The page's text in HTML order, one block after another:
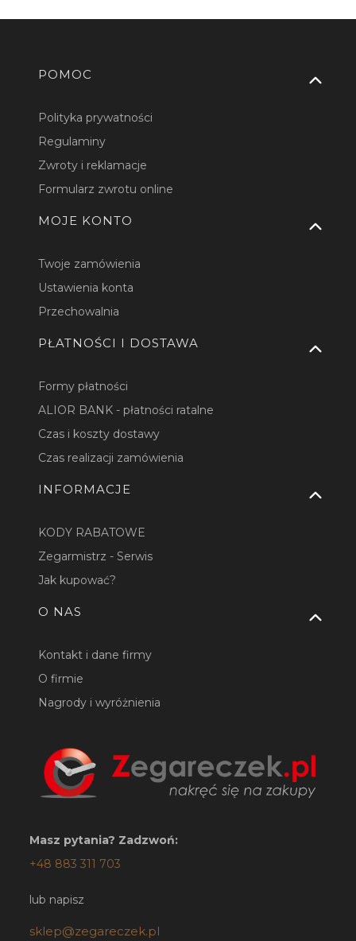
Linki w stopce
POMOC
Polityka prywatności
Regulaminy
Zwroty i reklamacje
Formularz zwrotu online
MOJE KONTO
Twoje zamówienia
Ustawienia konta
Przechowalnia
PŁATNOŚCI I DOSTAWA
Formy płatności
ALIOR BANK - płatności ratalne
Czas i koszty dostawy
Czas realizacji zamówienia
INFORMACJE
KODY RABATOWE
Zegarmistrz - Serwis
Jak kupować?
O NAS
Kontakt i dane firmy
O firmie
Nagrody i wyróżnienia
Masz pytania? Zadzwoń:
+48 883 311 703
lub napisz
sklep@zegareczek.pl